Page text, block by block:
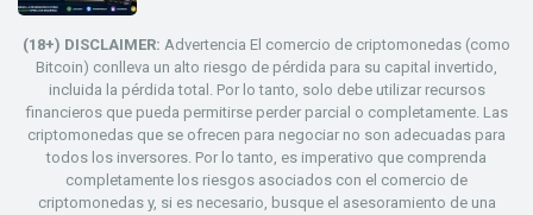
(18+) DISCLAIMER: Advertencia El comercio de criptomonedas (como
Bitcoin) conlleva un alto riesgo de pérdida para su capital invertido,
incluida la pérdida total. Por lo tanto, solo debe utilizar recursos
financieros que pueda permitirse perder parcial o completamente. Las
criptomonedas que se ofrecen para negociar no son adecuadas para
todos los inversores. Por lo tanto, es imperativo que comprenda
completamente los riesgos asociados con el comercio de
criptomonedas y, si es necesario, busque el asesoramiento de una